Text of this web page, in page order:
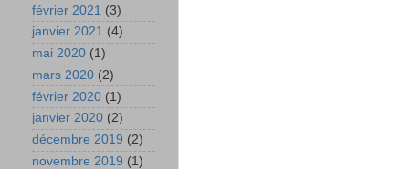
février 2021 (3)
janvier 2021 (4)
mai 2020 (1)
mars 2020 (2)
février 2020 (1)
janvier 2020 (2)
décembre 2019 (2)
novembre 2019 (1)